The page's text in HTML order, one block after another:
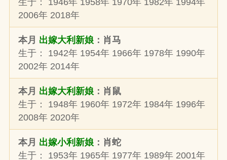
生于： 1946年 1958年 1970年 1982年 1994年
2006年 2018年
本月 出嫁大利新娘：肖马
生于： 1942年 1954年 1966年 1978年 1990年
2002年 2014年
本月 出嫁大利新娘：肖鼠
生于： 1948年 1960年 1972年 1984年 1996年
2008年 2020年
本月 出嫁小利新娘：肖蛇
生于： 1953年 1965年 1977年 1989年 2001年